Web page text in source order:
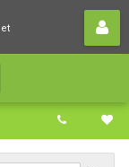
agricole et